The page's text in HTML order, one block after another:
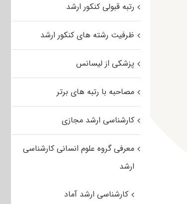
رتبه قبولی کنکور ارشد
ظرفیت رشته های کنکور ارشد
پزشکی از لیسانس
مصاحبه با رتبه های برتر
کارشناسی ارشد مجازی
معرفی گروه علوم انسانی کارشناسی
ارشد
کارشناسی ارشد آماد